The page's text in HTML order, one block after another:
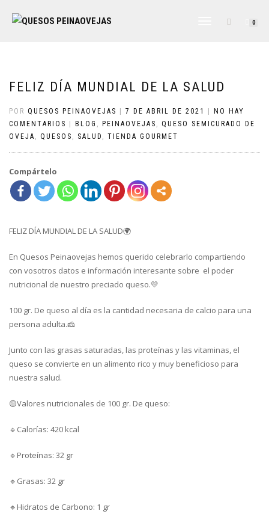
CAMBIAR
0
FELIZ DÍA MUNDIAL DE LA SALUD
POR QUESOS PEINAOVEJAS 7 DE ABRIL DE 2021
NO HAY
COMENTARIOS
BLOG , PEINAOVEJAS , QUESO SEMICURADO DE
OVEJA , QUESOS , SALUD , TIENDA GOURMET
Compártelo
FELIZ DÍA MUNDIAL DE LA SALUD🌍
En Quesos Peinaovejas hemos querido celebrarlo compartiendo
con vosotros datos e información interesante sobre el poder
nutricional de nuestro preciado queso.💛
100 gr. De queso al día es la cantidad necesaria de calcio para una
persona adulta.🧀
Junto con las grasas saturadas, las proteínas y las vitaminas, el
queso se convierte en un alimento rico y muy beneficioso para
nuestra salud.
🟡Valores nutricionales de 100 gr. De queso:
🔹Calorías: 420 kcal
🔹Proteínas: 32 gr
🔹Grasas: 32 gr
🔹Hidratos de Carbono: 1 gr